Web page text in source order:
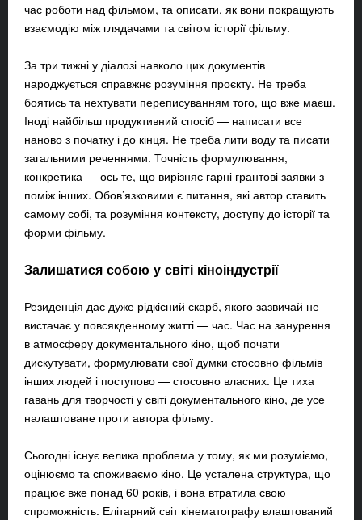
час роботи над фільмом, та описати, як вони покращують
взаємодію між глядачами та світом історії фільму.
За три тижні у діалозі навколо цих документів
народжується справжнє розуміння проєкту. Не треба
боятись та нехтувати переписуванням того, що вже маєш.
Іноді найбільш продуктивний спосіб — написати все
наново з початку і до кінця. Не треба лити воду та писати
загальними реченнями. Точність формулювання,
конкретика — ось те, що вирізняє гарні грантові заявки з-
поміж інших. Обов’язковими є питання, які автор ставить
самому собі, та розуміння контексту, доступу до історії та
форми фільму.
Залишатися собою у світі кіноіндустрії
Резиденція дає дуже рідкісний скарб, якого зазвичай не
вистачає у повсякденному житті — час. Час на занурення
в атмосферу документального кіно, щоб почати
дискутувати, формулювати свої думки стосовно фільмів
інших людей і поступово — стосовно власних. Це тиха
гавань для творчості у світі документального кіно, де усе
налаштоване проти автора фільму.
Сьогодні існує велика проблема у тому, як ми розуміємо,
оцінюємо та споживаємо кіно. Це усталена структура, що
працює вже понад 60 років, і вона втратила свою
спроможність. Елітарний світ кінематографу влаштований